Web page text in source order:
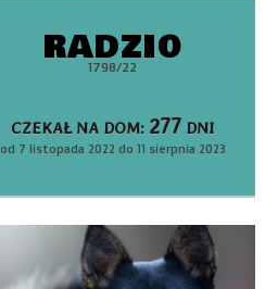
RADZIO
1798/22
CZEKAŁ NA DOM: 277 DNI
od 7 listopada 2022 do 11 sierpnia 2023